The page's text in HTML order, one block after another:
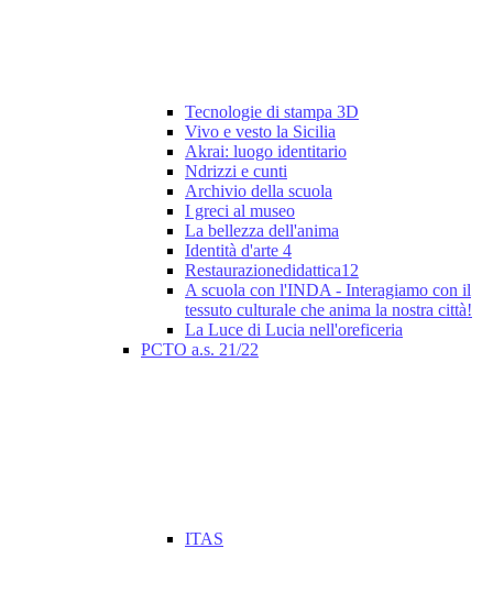
Tecnologie di stampa 3D
Vivo e vesto la Sicilia
Akrai: luogo identitario
Ndrizzi e cunti
Archivio della scuola
I greci al museo
La bellezza dell'anima
Identità d'arte 4
Restaurazionedidattica12
A scuola con l'INDA - Interagiamo con il
tessuto culturale che anima la nostra città!
La Luce di Lucia nell'oreficeria
PCTO a.s. 21/22
ITAS